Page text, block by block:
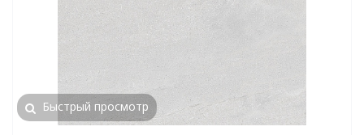
Быстрый просмотр